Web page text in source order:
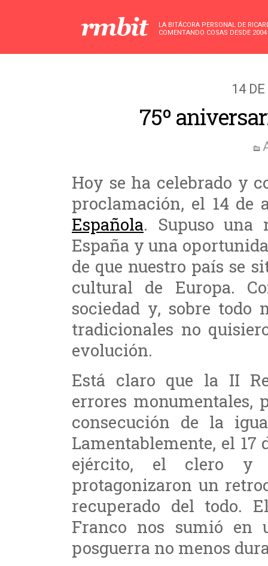
LA BITÁCORA PERSONAL DE
COMENTANDO COSAS DESDE 2004
14
75º
Hoy se ha celebrado y
proclamación, el 14 de
Española. Supuso una
España y una
de que nuestro país se
cultural de Europa.
sociedad y, sobre todo
tradicionales no
evolución.
Está claro que la II
errores monumentales,
consecución de la
Lamentablemente, el 17
ejército, el clero y
protagonizaron un
recuperado del todo.
Franco nos sumió en
posguerra no menos